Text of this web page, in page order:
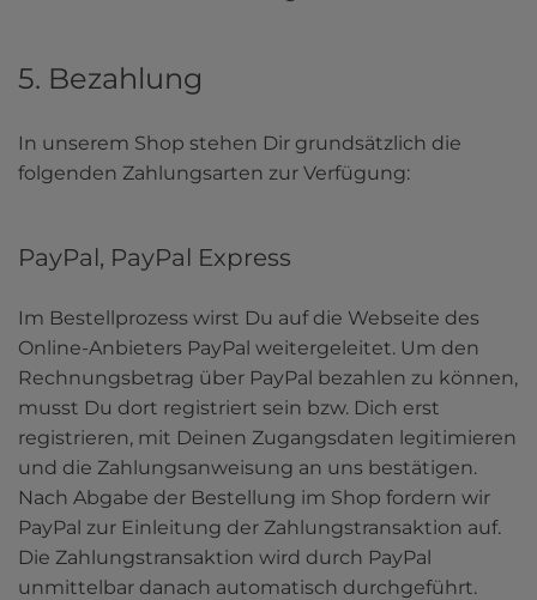
5. Bezahlung
In unserem Shop stehen Dir grundsätzlich die
folgenden Zahlungsarten zur Verfügung:
PayPal, PayPal Express
Im Bestellprozess wirst Du auf die Webseite des
Online-Anbieters PayPal weitergeleitet. Um den
Rechnungsbetrag über PayPal bezahlen zu können,
musst Du dort registriert sein bzw. Dich erst
registrieren, mit Deinen Zugangsdaten legitimieren
und die Zahlungsanweisung an uns bestätigen.
Nach Abgabe der Bestellung im Shop fordern wir
PayPal zur Einleitung der Zahlungstransaktion auf.
Die Zahlungstransaktion wird durch PayPal
unmittelbar danach automatisch durchgeführt.